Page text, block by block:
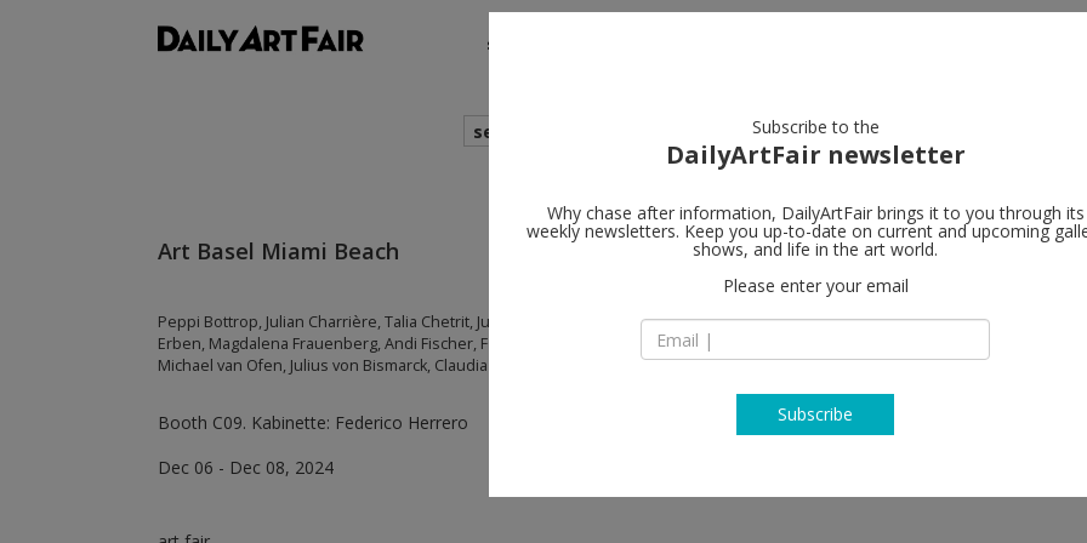
shows
search
Art Basel Miami Beach
Peppi Bottrop, Julian Charrière, Talia Chetrit, Justin de Verteuil, Marcel Dzama, Ulrich
Erben, Magdalena Frauenberg, Andi Fischer, FORT, Hedda Roman, Federico Herrero,
Michael van Ofen, Julius von Bismarck, Claudia Wieser, Xie Lei
Booth C09. Kabinette: Federico Herrero
Dec 06 - Dec 08, 2024
Sies + Höke
40213 Düsseldorf
T +492113014360
Subscribe to the
DailyArtFair newsletter
Why chase after information, DailyArtFair brings it to you through its
weekly newsletters. Keep you up-to-date on current and upcoming
shows, and life in the art world.
Please enter your email
Subscribe